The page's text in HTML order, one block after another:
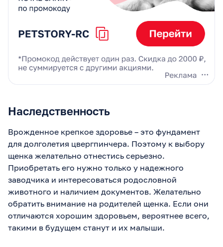
Наследственность
Врожденное крепкое здоровье – это фундамент
для долголетия цвергпинчера. Поэтому к выбору
щенка желательно отнестись серьезно.
Приобретать его нужно только у надежного
заводчика и интересоваться родословной
животного и наличием документов. Желательно
обратить внимание на родителей щенка. Если они
отличаются хорошим здоровьем, вероятнее всего,
такими в будущем станут и их малыши.